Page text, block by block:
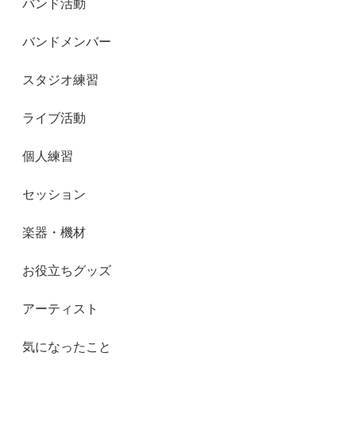
バンド活動
バンドメンバー
スタジオ練習
ライブ活動
個人練習
セッション
楽器・機材
お役立ちグッズ
アーティスト
気になったこと